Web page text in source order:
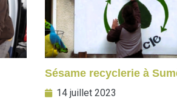
Sésame recyclerie à
14 juillet 2023